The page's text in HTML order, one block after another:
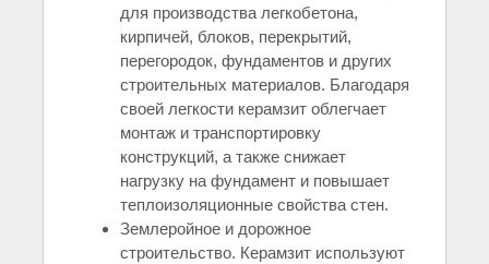
для производства легкобетона,
кирпичей, блоков, перекрытий,
перегородок, фундаментов и других
строительных материалов. Благодаря
своей легкости керамзит облегчает
монтаж и транспортировку
конструкций, а также снижает
нагрузку на фундамент и повышает
теплоизоляционные свойства стен.
Землеройное и дорожное
строительство. Керамзит используют